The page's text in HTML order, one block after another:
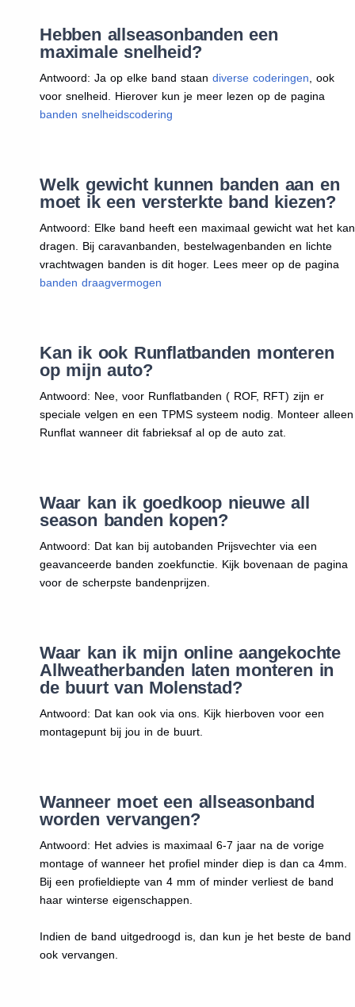
Hebben allseasonbanden een
maximale snelheid?
Antwoord: Ja op elke band staan diverse coderingen , ook
voor snelheid. Hierover kun je meer lezen op de pagina
banden snelheidscodering
Welk gewicht kunnen banden aan en
moet ik een versterkte band kiezen?
Antwoord: Elke band heeft een maximaal gewicht wat het kan
dragen. Bij caravanbanden, bestelwagenbanden en lichte
vrachtwagen banden is dit hoger. Lees meer op de pagina
banden draagvermogen
Kan ik ook Runflatbanden monteren
op mijn auto?
Antwoord: Nee, voor Runflatbanden ( ROF, RFT) zijn er
speciale velgen en een TPMS systeem nodig. Monteer alleen
Runflat wanneer dit fabrieksaf al op de auto zat.
Waar kan ik goedkoop nieuwe all
season banden kopen?
Antwoord: Dat kan bij autobanden Prijsvechter via een
geavanceerde banden zoekfunctie. Kijk bovenaan de pagina
voor de scherpste bandenprijzen.
Waar kan ik mijn online aangekochte
Allweatherbanden laten monteren in
de buurt van Molenstad?
Antwoord: Dat kan ook via ons. Kijk hierboven voor een
montagepunt bij jou in de buurt.
Wanneer moet een allseasonband
worden vervangen?
Antwoord: Het advies is maximaal 6-7 jaar na de vorige
montage of wanneer het profiel minder diep is dan ca 4mm.
Bij een profieldiepte van 4 mm of minder verliest de band
haar winterse eigenschappen.
Indien de band uitgedroogd is, dan kun je het beste de band
ook vervangen.